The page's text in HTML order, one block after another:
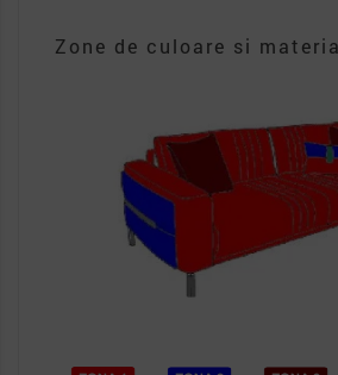
Zone de culoare si